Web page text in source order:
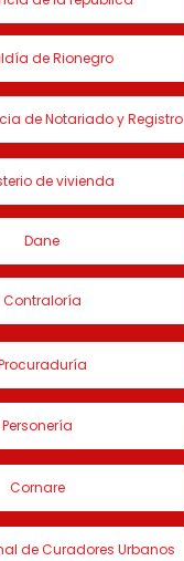
de Rionegro
de Notariado y Registro
de vivienda
Dane
Contraloría
Personería
Cornare
de Curadores Urbanos